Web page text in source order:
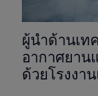
ผู้นำด้านเท
อากาศยาน
ด้วยโรงงา